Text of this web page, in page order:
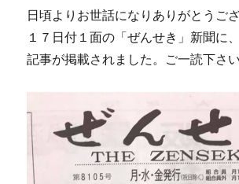
日頃よりお世話になりありがとうご
１７日付１面の「ぜんせき」新聞に
記事が掲載されました。ご一読下さい